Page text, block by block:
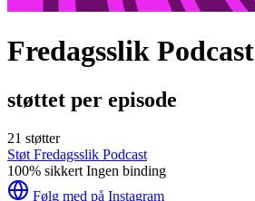
Fredagsslik Podcast
støttet per episode
21 støtter
Støt Fredagsslik Podcast
100% sikkert Ingen binding
Følg med på Instagram